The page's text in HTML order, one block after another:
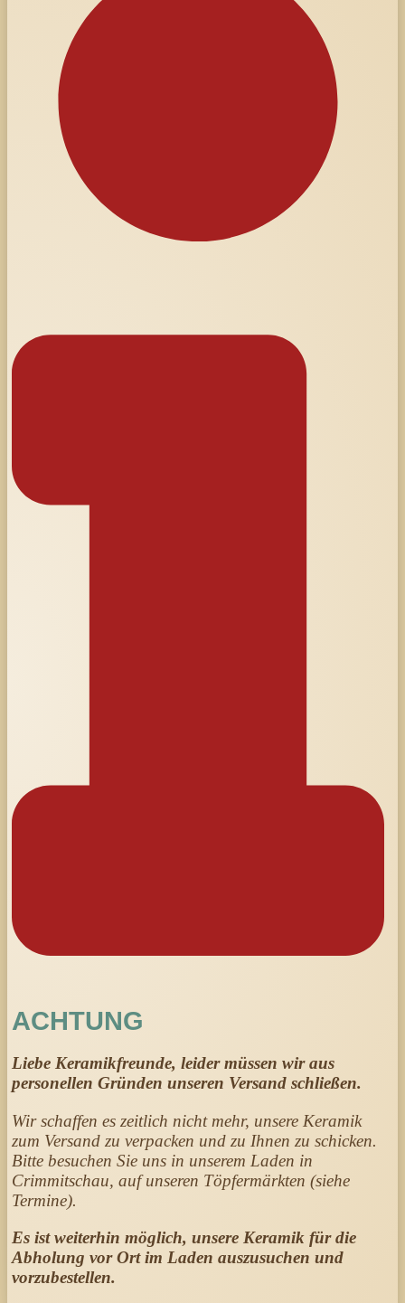
ACHTUNG
Liebe Keramikfreunde, leider müssen wir aus
personellen Gründen unseren Versand schließen.
Wir schaffen es zeitlich nicht mehr, unsere Keramik
zum Versand zu verpacken und zu Ihnen zu schicken.
Bitte besuchen Sie uns in unserem Laden in
Crimmitschau, auf unseren Töpfermärkten (siehe
Termine).
Es ist weiterhin möglich, unsere Keramik für die
Abholung vor Ort im Laden auszusuchen und
vorzubestellen.